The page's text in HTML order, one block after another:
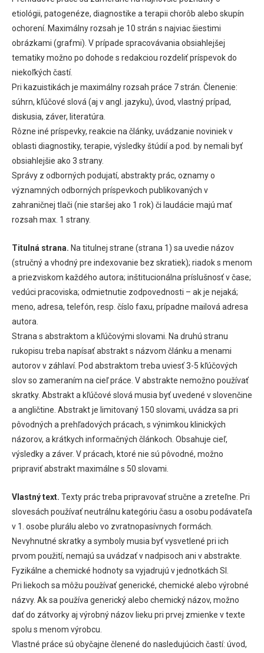
etiológii, patogenéze, diagnostike a terapii chorôb alebo skupín
ochorení. Maximálny rozsah je 10 strán s najviac šiestimi
obrázkami (grafmi). V prípade spracovávania obsiahlejšej
tematiky možno po dohode s redakciou rozdeliť príspevok do
niekoľkých častí.
Pri kazuistikách je maximálny rozsah práce 7 strán. Členenie:
súhrn, kľúčové slová (aj v angl. jazyku), úvod, vlastný prípad,
diskusia, záver, literatúra.
Rôzne iné príspevky, reakcie na články, uvádzanie noviniek v
oblasti diagnostiky, terapie, výsledky štúdií a pod. by nemali byť
obsiahlejšie ako 3 strany.
Správy z odborných podujatí, abstrakty prác, oznamy o
významných odborných príspevkoch publikovaných v
zahraničnej tlači (nie staršej ako 1 rok) či laudácie majú mať
rozsah max. 1 strany.
Titulná strana. Na titulnej strane (strana 1) sa uvedie názov
(stručný a vhodný pre indexovanie bez skratiek); riadok s menom
a priezviskom každého autora; inštitucionálna príslušnosť v čase;
vedúci pracoviska; odmietnutie zodpovednosti – ak je nejaká;
meno, adresa, telefón, resp. číslo faxu, prípadne mailová adresa
autora.
Strana s abstraktom a kľúčovými slovami. Na druhú stranu
rukopisu treba napísať abstrakt s názvom článku a menami
autorov v záhlaví. Pod abstraktom treba uviesť 3-5 kľúčových
slov so zameraním na cieľ práce. V abstrakte nemožno používať
skratky. Abstrakt a kľúčové slová musia byť uvedené v slovenčine
a angličtine. Abstrakt je limitovaný 150 slovami, uvádza sa pri
pôvodných a prehľadových prácach, s výnimkou klinických
názorov, a krátkych informačných článkoch. Obsahuje cieľ,
výsledky a záver. V prácach, ktoré nie sú pôvodné, možno
pripraviť abstrakt maximálne s 50 slovami.
Vlastný text. Texty prác treba pripravovať stručne a zreteľne. Pri
slovesách používať neutrálnu kategóriu času a osobu podávateľa
v 1. osobe plurálu alebo vo zvratnopasívnych formách.
Nevyhnutné skratky a symboly musia byť vysvetlené pri ich
prvom použití, nemajú sa uvádzať v nadpisoch ani v abstrakte.
Fyzikálne a chemické hodnoty sa vyjadrujú v jednotkách SI.
Pri liekoch sa môžu používať generické, chemické alebo výrobné
názvy. Ak sa používa generický alebo chemický názov, možno
dať do zátvorky aj výrobný názov lieku pri prvej zmienke v texte
spolu s menom výrobcu.
Vlastné práce sú obyčajne členené do nasledujúcich častí: úvod,